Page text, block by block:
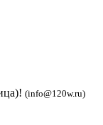
(info@120w.ru)